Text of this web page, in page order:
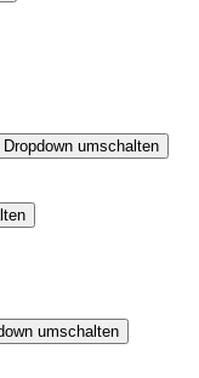
Dropdown umschalten
umschalten